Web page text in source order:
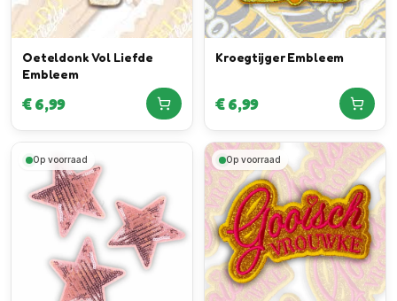
Oeteldonk Vol Liefde
Embleem
€6,99
Kroegtijger Embleem
€6,99
Op voorraad Op voorraad